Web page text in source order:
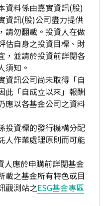
資料係由嘉實資訊(股)
資訊(股)公司盡力提供
請勿翻載。投資人在做
估自身之投資目標、財
，並請於投資前詳閱各
須知。
資訊公司尚未取得「自
此「自成立以來」報酬
應以各基金公司之資料
投資標的發行機構分配
人作業處理原則而可能
人應於申購前詳閱基金
載之基金所有特色或目
觀測站之ESG基金專區